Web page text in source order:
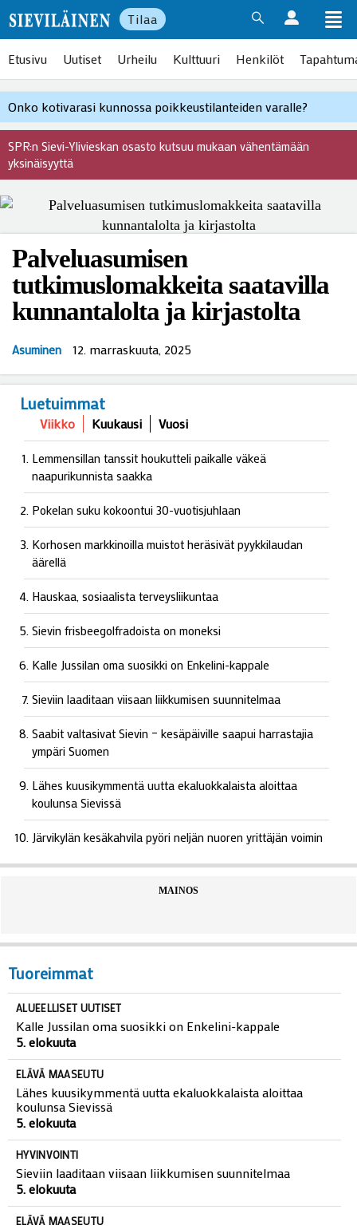
Tilaa
Etusivu Uutiset Urheilu Kulttuuri Henkilöt
Onko kotivarasi kunnossa poikkeustilanteiden varalle?
SPR:n Sievi-Ylivieskan osasto kutsuu mukaan vähentämään
yksinäisyyttä
Palveluasumisen
tutkimuslomakkeita saatavilla
kunnantalolta ja kirjastolta
Asuminen 12. marraskuuta, 2025
Luetuimmat
Viikko Kuukausi Vuosi
Lemmensillan tanssit houkutteli paikalle väkeä
naapurikunnista saakka
Pokelan suku kokoontui 30-vuotisjuhlaan
Korhosen markkinoilla muistot heräsivät pyykkilaudan
äärellä
Hauskaa, sosiaalista terveysliikuntaa
Sievin frisbeegolfradoista on moneksi
Kalle Jussilan oma suosikki on Enkelini-kappale
Sieviin laaditaan viisaan liikkumisen suunnitelmaa
Saabit valtasivat Sievin – kesäpäiville saapui harrastajia
ympäri Suomen
Lähes kuusikymmentä uutta ekaluokkalaista aloittaa
koulunsa Sievissä
Järvikylän kesäkahvila pyöri neljän nuoren yrittäjän voimin
MAINOS
Tuoreimmat
ALUEELLISET UUTISET
Kalle Jussilan oma suosikki on Enkelini-kappale
5. elokuuta
ELÄVÄ MAASEUTU
Lähes kuusikymmentä uutta ekaluokkalaista aloittaa
koulunsa Sievissä
5. elokuuta
HYVINVOINTI
Sieviin laaditaan viisaan liikkumisen suunnitelmaa
5. elokuuta
ELÄVÄ MAASEUTU